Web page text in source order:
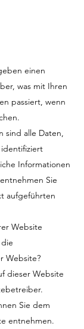
einen
was mit Ihren
passiert, wenn
sind alle Daten,
Informationen
Sie
aufgeführten
Website
Website?
dieser Website
Sie dem
entnehmen.